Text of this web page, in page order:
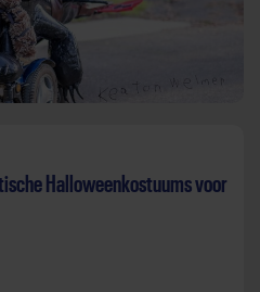
Halloweenkostuums voor